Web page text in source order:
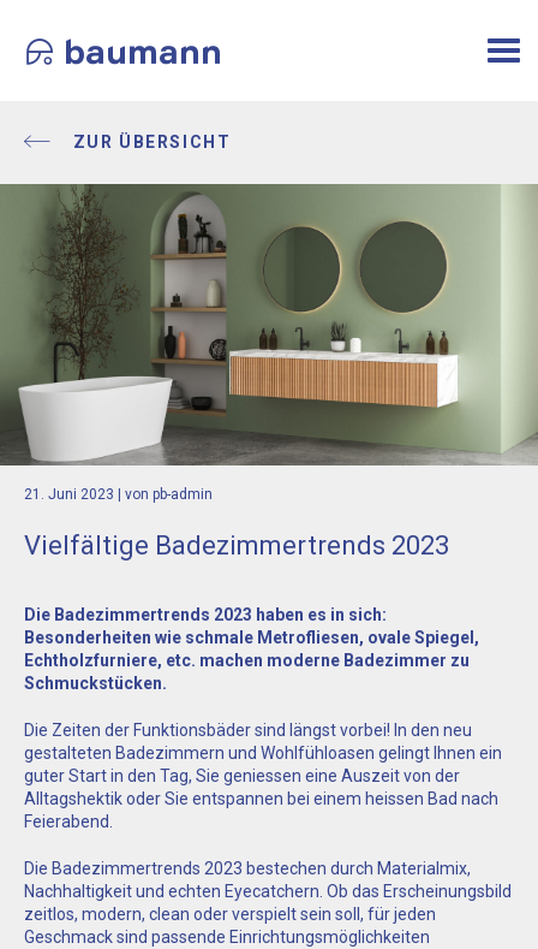
ZUR ÜBERSICHT
21. Juni 2023 | von pb-admin
Vielfältige Badezimmertrends 2023
Die Badezimmertrends 2023 haben es in sich:
Besonderheiten wie schmale Metrofliesen, ovale Spiegel,
Echtholzfurniere, etc. machen moderne Badezimmer zu
Schmuckstücken.
Die Zeiten der Funktionsbäder sind längst vorbei! In den neu
gestalteten Badezimmern und Wohlfühloasen gelingt Ihnen ein
guter Start in den Tag, Sie geniessen eine Auszeit von der
Alltagshektik oder Sie entspannen bei einem heissen Bad nach
Feierabend.
Die Badezimmertrends 2023 bestechen durch Materialmix,
Nachhaltigkeit und echten Eyecatchern. Ob das Erscheinungsbild
zeitlos, modern, clean oder verspielt sein soll, für jeden
Geschmack sind passende Einrichtungsmöglichkeiten